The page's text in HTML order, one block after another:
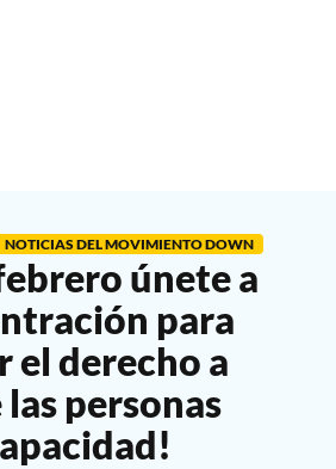
NOTICIAS DEL MOVIMIENTO DOWN
únete a
para
el derecho a
personas